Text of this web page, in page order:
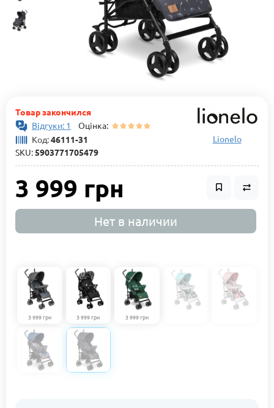
Товар закончился
Відгуки: 1
Оцінка:
Код:46111-31
SKU:5903771705479
Lionelo
3 999 грн
Нет в наличии
3 999 грн 3 999 грн 3 999 грн